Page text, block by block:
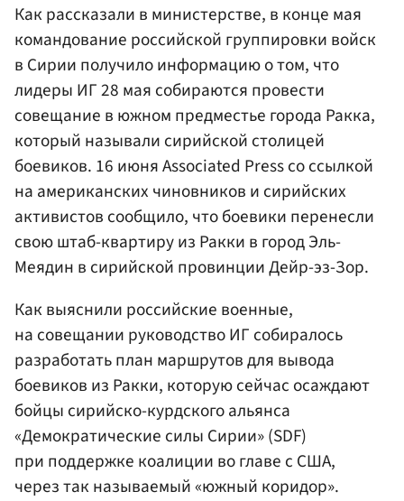
Как рассказали в министерстве, в конце мая
командование российской группировки войск
в Сирии получило информацию о том, что
лидеры ИГ 28 мая собираются провести
совещание в южном предместье города Ракка,
который называли сирийской столицей
боевиков. 16 июня Associated Press со ссылкой
на американских чиновников и сирийских
активистов сообщило, что боевики перенесли
свою штаб-квартиру из Ракки в город Эль-
Меядин в сирийской провинции Дейр-эз-Зор.
Как выяснили российские военные,
на совещании руководство ИГ собиралось
разработать план маршрутов для вывода
боевиков из Ракки, которую сейчас осаждают
бойцы сирийско-курдского альянса
«Демократические силы Сирии» (SDF)
при поддержке коалиции во главе с США,
через так называемый «южный коридор».